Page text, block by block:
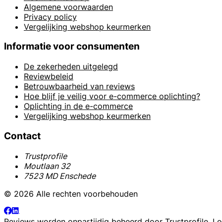
Algemene voorwaarden
Privacy policy
Vergelijking webshop keurmerken
Informatie voor consumenten
De zekerheden uitgelegd
Reviewbeleid
Betrouwbaarheid van reviews
Hoe blijf je veilig voor e-commerce oplichting?
Oplichting in de e-commerce
Vergelijking webshop keurmerken
Contact
Trustprofile
Moutlaan 32
7523 MD Enschede
© 2026 Alle rechten voorbehouden